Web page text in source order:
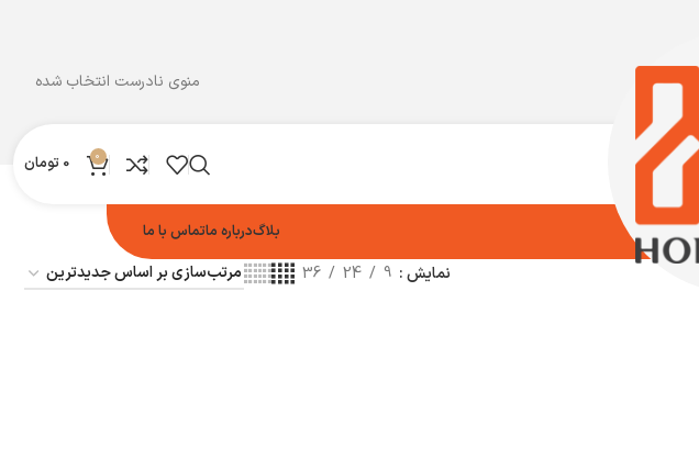
منوی نادرست انتخاب شده
0
0 تومان
بلاگدرباره ماتماس با ما
نمایش 9
24
36